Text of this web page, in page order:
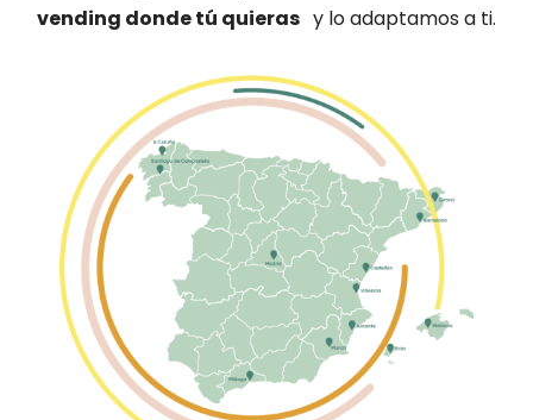
vending donde tú quieras y lo adaptamos a ti.